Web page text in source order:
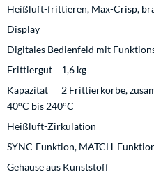
Heißluft-frittieren, Max-Crisp,
Display
Digitales Bedienfeld mit
Frittiergut
1,6 kg
Kapazität
2 Frittierkörbe,
40°C bis 240°C
Heißluft-Zirkulation
SYNC-Funktion, MATCH-
Gehäuse aus Kunststoff